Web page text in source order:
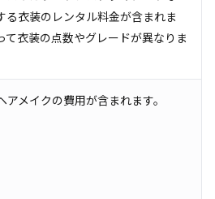
る衣装のレンタル料金が含まれま
て衣装の点数やグレードが異なりま
メイクの費用が含まれます。